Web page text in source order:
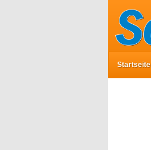
Startseite